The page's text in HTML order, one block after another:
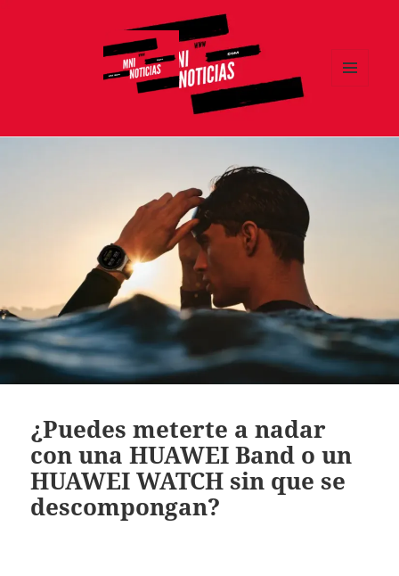
¿Puedes meterte a nadar
con una HUAWEI Band o un
HUAWEI WATCH sin que se
descompongan?